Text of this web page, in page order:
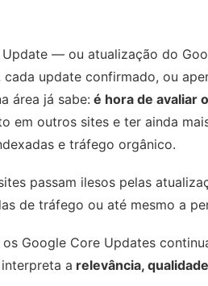
Update — ou atualização do
cada update confirmado, ou
área já sabe: é hora de avaliar
em outros sites e ter ainda
e tráfego orgânico.
passam ilesos pelas
de tráfego ou até mesmo a
os Google Core Updates
a relevância,